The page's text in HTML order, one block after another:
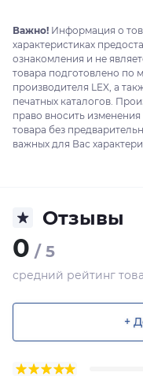
Важно! Информация о
характеристиках
ознакомления и не
товара подготовлено по
производителя LEX, а
печатных каталогов.
право вносить
товара без
важных для Вас
Отзывы
0 / 5
средний рейтинг
+